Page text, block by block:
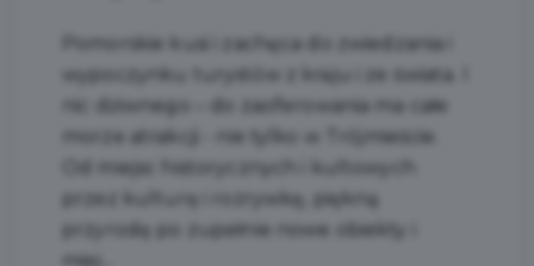
Pomorskie kusi i zachęca do zwiedzania i
wypoczynku turystów z kraju i ze świata. I
nic dziwnego – do zaoferowania ma całe
morze atrakcji - nie tylko w Trójmieście.
Od miejsc historycznych i kultowych
przez kulturę i rozrywkę, piękną
przyrodę po zupełnie nowe obiekty i
miej...